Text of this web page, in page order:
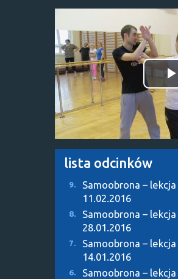
lista odcinków
9. Samoobrona – lekcja
11.02.2016
8. Samoobrona – lekcja
28.01.2016
7. Samoobrona – lekcja
14.01.2016
6. Samoobrona – lekcja